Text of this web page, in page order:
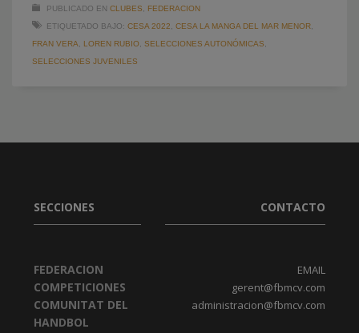
PUBLICADO EN CLUBES
FEDERACION
ETIQUETADO BAJO: CESA 2022 CESA LA MANGA DEL MAR MENOR
FRAN VERA
LOREN RUBIO SELECCIONES AUTONÓMICAS
SELECCIONES JUVENILES
SECCIONES
FEDERACION
COMPETICIONES
COMUNITAT DEL
HANDBOL
CONTACTO
EMAIL
gerent@fbmcv.com
administracion@fbmcv.com